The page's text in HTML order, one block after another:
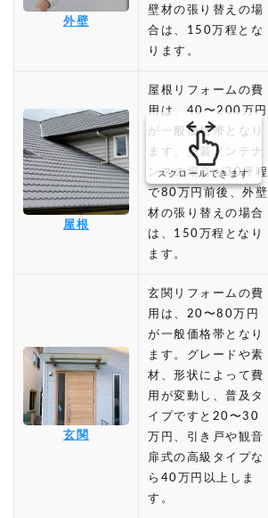
外壁
壁材の張り替えの場
合は、150万程とな
ります。
屋根
屋根リフォームの費
用は、40〜200万円
が一般価格帯となり
ます。塗装メンテナ
ンスの場合が30坪程
で80万円前後、外壁
材の張り替えの場合
は、150万程となり
ます。
玄関
玄関リフォームの費
用は、20〜80万円
が一般価格帯となり
ます。グレードや素
材、形状によって費
用が変動し、普及タ
イプですと20〜30
万円、引き戸や観音
扉式の高級タイプな
ら40万円以上しま
す。
スクロールできます